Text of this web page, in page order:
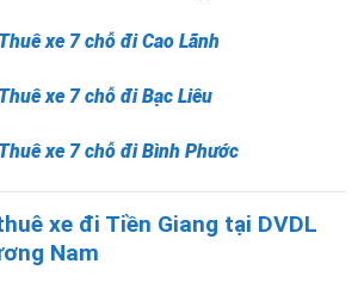
xe 7 chỗ đi Cao Lãnh
xe 7 chỗ đi Bạc Liêu
xe 7 chỗ đi Bình Phước
xe đi Tiền Giang tại DVDL
Nam